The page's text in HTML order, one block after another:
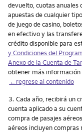
devuelto, cuotas anuales
apuestas de cualquier
de juego de casino,
en efectivo y las
crédito disponible para
y Condiciones del
Anexo de la Cuenta de
obtener más información
←regrese al contenido
Nota
3. Cada año, recibirá un
cuenta aplicado a su
compra de pasajes
aéreos incluyen compras